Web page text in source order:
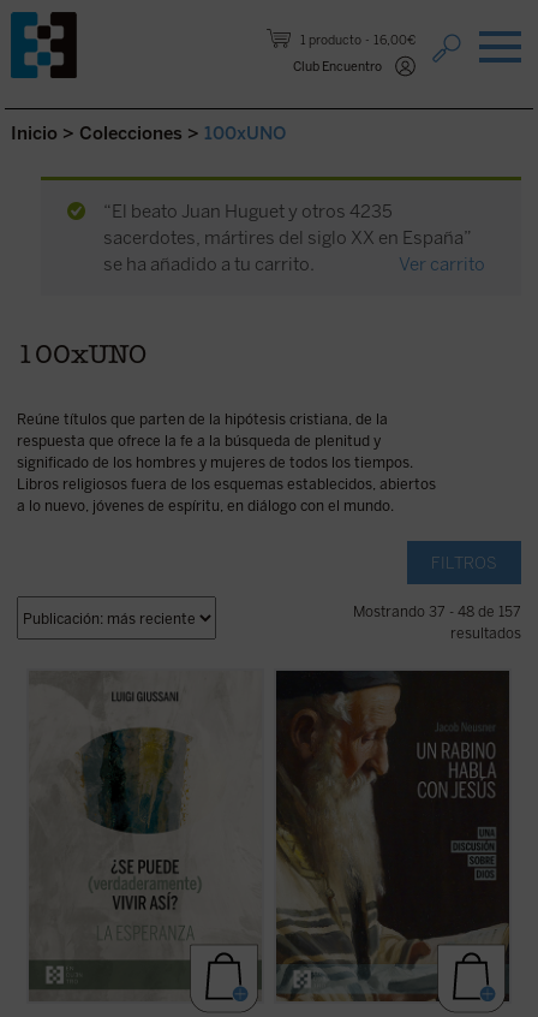
1 producto
16,00€
Club Encuentro
Saltar al contenido.
Inicio > Colecciones > 100xUNO
“El beato Juan Huguet y otros 4235
sacerdotes, mártires del siglo XX en España”
se ha añadido a tu carrito.
Ver carrito
100xUNO
Reúne títulos que parten de la hipótesis cristiana, de la
respuesta que ofrece la fe a la búsqueda de plenitud y
significado de los hombres y mujeres de todos los tiempos.
Libros religiosos fuera de los esquemas establecidos, abiertos
a lo nuevo, jóvenes de espíritu, en diálogo con el mundo.
FILTROS
Mostrando 37 - 48 de 157
resultados
Giussani, que la esperanza es una palabra
rica apertura a la realidad, el más rico
descubrimiento en la realidad, la mayor
exaltación de la realidad que el hombre ...
Imagínate transportado dos mil años atrás,
a Galilea, justo en el momento en que Jesús
pronuncia su Sermón de la Montaña.
Después de escucharle, ¿abandonarías tus
convicciones religiosas y tu ideología para
seguirle, o te aferrarías a ...
(ver ficha)